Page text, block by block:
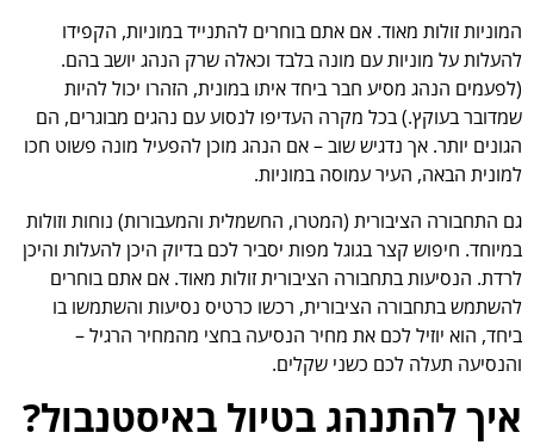
המוניות זולות מאוד. אם אתם בוחרים להתנייד במוניות, הקפידו
להעלות על מוניות עם מונה בלבד וכאלה שרק הנהג יושב בהם.
(לפעמים הנהג מסיע חבר ביחד איתו במונית, הזהרו יכול להיות
שמדובר בעוקץ.) בכל מקרה העדיפו לנסוע עם נהגים מבוגרים, הם
הגונים יותר. אך נדגיש שוב – אם הנהג מוכן להפעיל מונה פשוט חכו
למונית הבאה, העיר עמוסה במוניות.
גם התחבורה הציבורית (המטרו, החשמלית והמעבורות) נוחות וזולות
במיוחד. חיפוש קצר בגוגל מפות יסביר לכם בדיוק היכן להעלות והיכן
לרדת. הנסיעות בתחבורה הציבורית זולות מאוד. אם אתם בוחרים
להשתמש בתחבורה הציבורית, רכשו כרטיס נסיעות והשתמשו בו
ביחד, הוא יוזיל לכם את מחיר הנסיעה בחצי מהמחיר הרגיל –
והנסיעה תעלה לכם כשני שקלים.
איך להתנהג בטיול באיסטנבול?